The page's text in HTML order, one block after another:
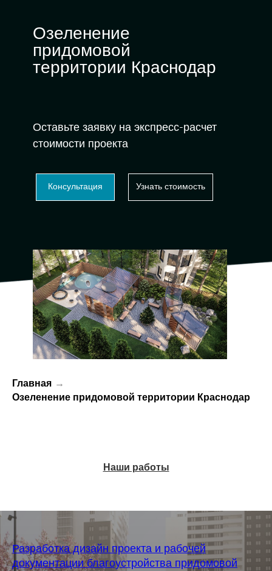
Озеленение
придомовой
территории Краснодар
Консультация Узнать стоимость
Оставьте заявку на экспресс-расчет
стоимости проекта
Главная →
Озеленение придомовой территории Краснодар
Наши работы
Разработка дизайн проекта и рабочей
документации благоустройства придомовой